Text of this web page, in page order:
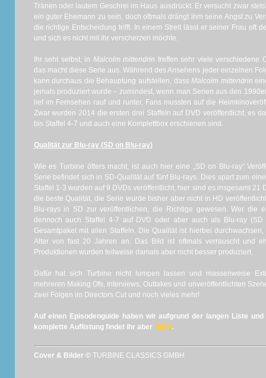
Tränen oder lautem Geschrei im Haus ausdrückt. Er versucht zwar
ein guter Ehemann zu sein, doch oftmals drängt ihm seine Angst zu
die richtige Entscheidung trifft. In einem Streit lässt er seiner Frau oft
und sich es nicht mit ihr verscherzen möchte.
Ihr seht selbst, in Malcolm mittendrin treffen sehr viele verschiedene
das macht diese Serie aus. Während des Ansehens jeder einzelnen
kann durchaus die Behauptung aufstellen, dassMalcolm mittendrin
jemals produziert wurde – zumindest, wenn man Serien aus den
lief im Fernsehen rauf und runter, Fans mussten auf die
Zwar wurden 2014 die ersten drei Staffeln auf DVD veröffentlicht, es
bis Staffel 4-7 und auch eine Komplettbox erschienen sind.
Qualität zur Blu-ray (SD on Blu-ray)
Wie es Turbine öfters macht, ist auch hier eine „SD on Blu-ray“
Serie befindet sich in SD-Qualität auf fünf Blu-rays. Dies spart zum
Staffel 1-3 wurden auf 9 DVDs veröffentlicht, hier sind es insgesamt 21
die beste Qualität, die Serie wurde bisher aber nicht in HD
Blu-rays in SD zur veröffentlichen, die Richtige gewesen. Wer die
dennoch auch Staffel 4-7 auf DVD oder aber auch als Blu-ray
Gesamtpaket mit allen Staffeln. Die Qualität ist hierbei
Alter von fast 20 Jahren an. Das Bild ist oftmals verrauscht und
Produktionen wurden teilweise damals aber nicht besser produziert.
Dafür hat sich Turbine nicht lumpen lassen und massenweise
mehreren Making Ofs, Interviews, Outtakes und unveröffentlichten
zwei Folgen im Directors Cut und noch vieles mehr!
Auf einen Episodenguide haben wir aufgrund der langen Liste
komplette Auflistung findet ihr aber HIER.
Cover & Bilder © TURBINE CLASSICS GMBH